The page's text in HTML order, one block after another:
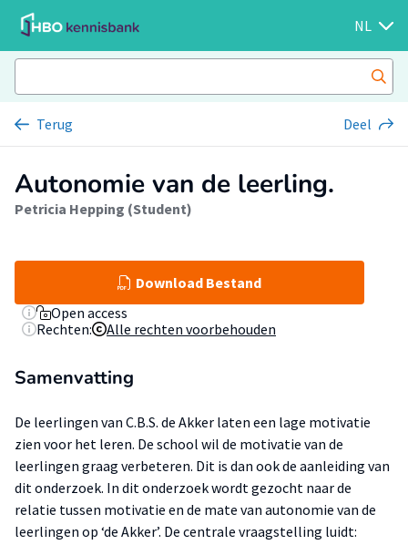
NL
Terug Deel
Autonomie van de leerling.
Petricia Hepping (Student)
Download Bestand
Open access
Rechten:
Alle rechten voorbehouden
Samenvatting
De leerlingen van C.B.S. de Akker laten een lage motivatie
zien voor het leren. De school wil de motivatie van de
leerlingen graag verbeteren. Dit is dan ook de aanleiding van
dit onderzoek. In dit onderzoek wordt gezocht naar de
relatie tussen motivatie en de mate van autonomie van de
leerlingen op ‘de Akker’. De centrale vraagstelling luidt: